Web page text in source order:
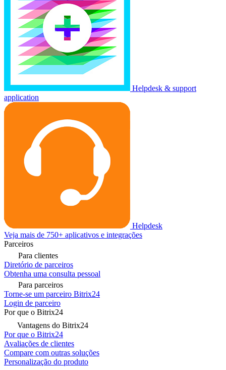
Helpdesk & support
application
Helpdesk
Veja mais de 750+ aplicativos e integrações
Parceiros
Para clientes
Diretório de parceiros
Obtenha uma consulta pessoal
Para parceiros
Torne-se um parceiro Bitrix24
Login de parceiro
Por que o Bitrix24
Vantagens do Bitrix24
Por que o Bitrix24
Avaliações de clientes
Compare com outras soluções
Personalização do produto